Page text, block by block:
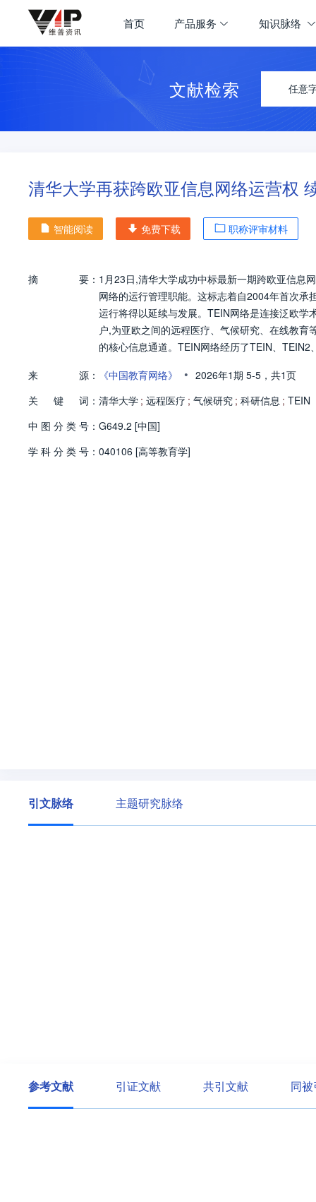
首页 产品服务 知识脉络
文献检索 任意
清华大学再获跨欧亚信息网络运营权
智能阅读 免费下载 职称评审材料
摘 要： 1月23日,清华大学成功中标最新一期跨欧亚信息
网络的运行管理职能。这标志着自2004年首次
运行将得以延续与发展。TEIN网络是连接泛欧
户,为亚欧之间的远程医疗、气候研究、在线教
的核心信息通道。TEIN网络经历了TEIN、
来
源： 《中国教育网络》 • 2026年1期 5-5， 共1页
关
键 词： 清华大学 ; 远程医疗 ; 气候研究 ; 科研信息 ; TEIN
中 图 分 类 号： G649.2 [中国]
学 科 分 类 号： 040106 [高等教育学]
引文脉络 主题研究脉络
参考文献 引证文献 共引文献 同